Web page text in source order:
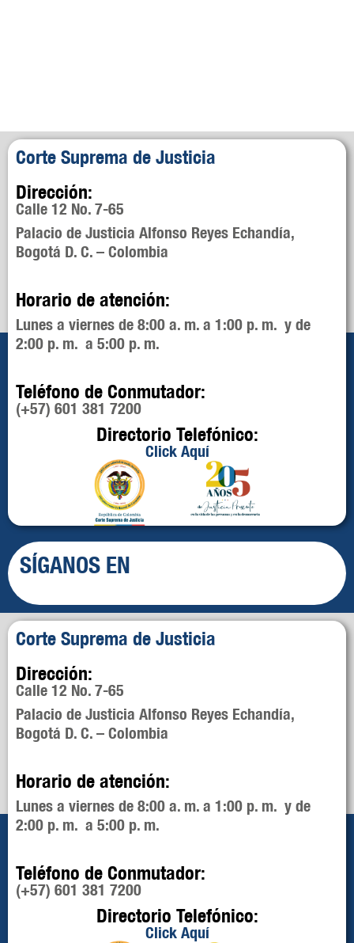
Corte Suprema de Justicia
Dirección:
Calle 12 No. 7-65
Palacio de Justicia Alfonso Reyes Echandía,
Bogotá D. C. – Colombia
Horario de atención:
Lunes a viernes de 8:00 a. m. a 1:00 p. m. y de
2:00 p. m. a 5:00 p. m.
Teléfono de Conmutador:
(+57) 601 381 7200
Directorio Telefónico:
Click Aquí
SÍGANOS EN
Corte Suprema de Justicia
Dirección:
Calle 12 No. 7-65
Palacio de Justicia Alfonso Reyes Echandía,
Bogotá D. C. – Colombia
Horario de atención:
Lunes a viernes de 8:00 a. m. a 1:00 p. m. y de
2:00 p. m. a 5:00 p. m.
Teléfono de Conmutador:
(+57) 601 381 7200
Directorio Telefónico:
Click Aquí